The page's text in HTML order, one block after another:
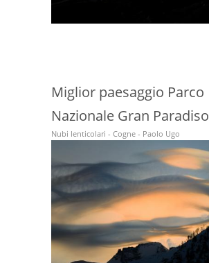
Miglior paesaggio Parco
Nazionale Gran Paradiso
Nubi lenticolari - Cogne - Paolo Ugo